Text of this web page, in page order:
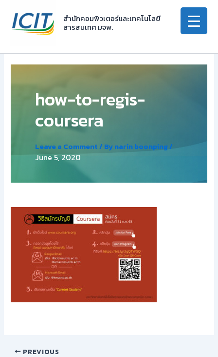
content
สำนักคอมพิวเตอร์และเทคโนโลยี
สารสนเทศ มจพ.
how-to-regis-
coursera
Leave a Comment / Bynarin boonping/
June 5, 2020
PREVIOUS